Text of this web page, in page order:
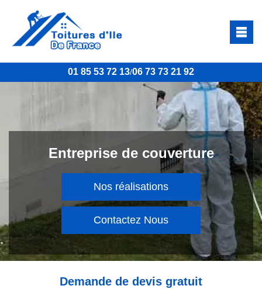
01 85 53 72 13/06 73 73 21 92
Entreprise de couverture
Nos réalisations
Contactez Nous
Demande de devis gratuit